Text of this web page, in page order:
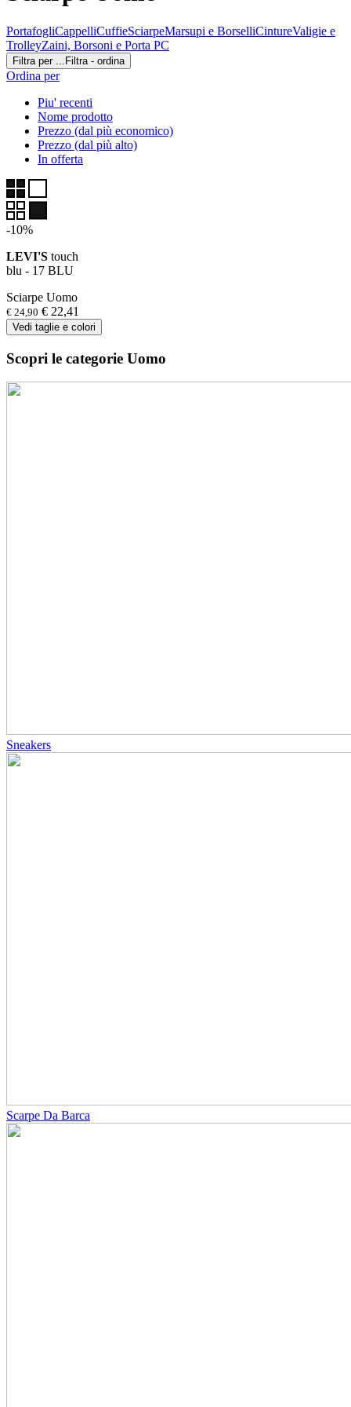
PortafogliCappelliCuffieSciarpeMarsupi e BorselliCintureValigie e
TrolleyZaini, Borsoni e Porta PC
Filtra per ... Filtra - ordina
Ordina per
Piu' recenti
Nome prodotto
Prezzo (dal più economico)
Prezzo (dal più alto)
In offerta
-10%
LEVI'S touch
blu - 17 BLU
Sciarpe Uomo
€ 24,90 € 22,41
Vedi taglie e colori
Scopri le categorie Uomo
Sneakers
Scarpe Da Barca